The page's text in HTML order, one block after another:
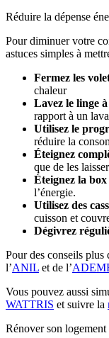
Réduire la dépense
Pour diminuer votre
astuces simples à
Fermez les
chaleur
Lavez le linge à
rapport à un
Utilisez le
réduire la
Éteignez
que de les
Éteignez la
l’énergie.
Utilisez des
cuisson et
Dégivrez
Pour des conseils plus
l’ANIL et de l’
Vous pouvez aussi
WATTRIS et suivre la
Rénover son logement